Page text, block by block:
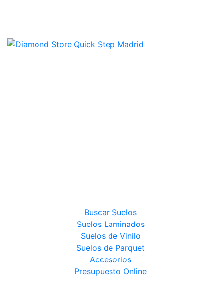
Buscar Suelos
Suelos Laminados
Suelos de Vinilo
Suelos de Parquet
Accesorios
Presupuesto Online